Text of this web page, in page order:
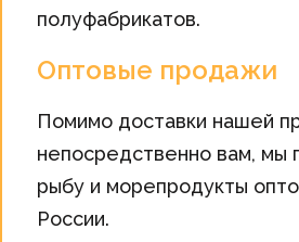
полуфабрикатов.
Оптовые продажи
Помимо доставки нашей
непосредственно вам, мы
рыбу и морепродукты
России.